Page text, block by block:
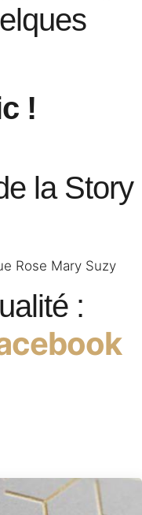
!
la Story
Rose Mary Suzy
: